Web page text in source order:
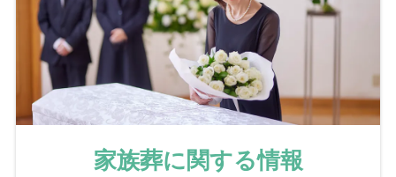
家族葬に関する情報